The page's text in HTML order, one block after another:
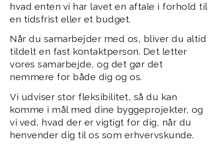
hvad enten vi har lavet en aftale i forhold til
en tidsfrist eller et budget.
Når du samarbejder med os, bliver du altid
tildelt en fast kontaktperson. Det letter
vores samarbejde, og det gør det
nemmere for både dig og os.
Vi udviser stor fleksibilitet, så du kan
komme i mål med dine byggeprojekter, og
vi ved, hvad der er vigtigt for dig, når du
henvender dig til os som erhvervskunde.